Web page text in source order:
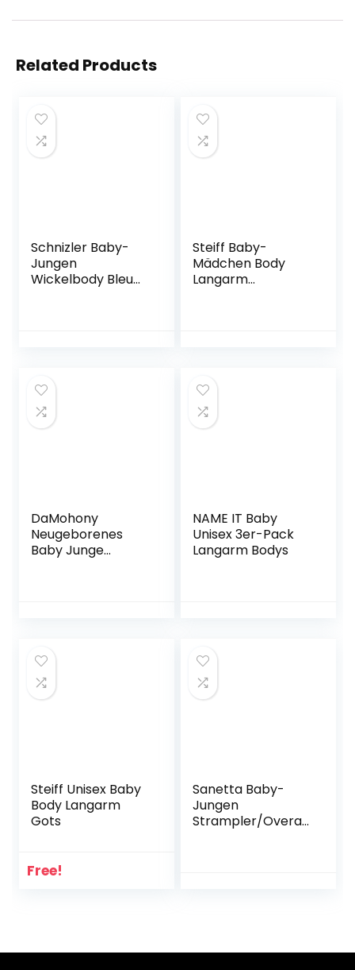
Related Products
Schnizler Baby-
Jungen
Wickelbody Bleu
Steiff Baby-
Mädchen Body
Langarm
DaMohony
Neugeborenes
Baby Junge
NAME IT Baby
Unisex 3er-Pack
Langarm Bodys
Steiff Unisex Baby
Body Langarm
Gots
Free!
Sanetta Baby-
Jungen
Strampler/Overall